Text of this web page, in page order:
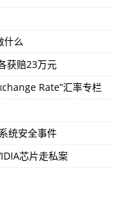
什么
获赔23万元
Rate”汇率专栏
统安全事件
芯片走私案